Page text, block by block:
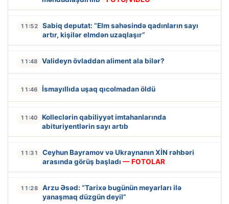
11:52
Sabiq deputat: “Elm sahəsində qadınların sayı
artır, kişilər elmdən uzaqlaşır”
11:48 Valideyn övladdan aliment ala bilər?
11:46 İsmayıllıda uşaq qıcolmadan öldü
11:40
Kolleclərin qabiliyyət imtahanlarında
abituriyentlərin sayı artıb
11:31
Ceyhun Bayramov və Ukraynanın XİN rəhbəri
arasında görüş başladı — FOTOLAR
11:28
Arzu Əsəd: “Tarixə bugünün meyarları ilə
yanaşmaq düzgün deyil”